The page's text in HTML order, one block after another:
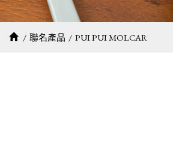
聯名產品 PUI PUI MOLCAR